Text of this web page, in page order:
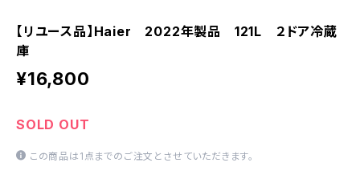
【リユース品】Haier 2022年製品 121L ２ドア冷蔵
庫
¥16,800
SOLD OUT
この商品は1点までのご注文とさせていただきます。